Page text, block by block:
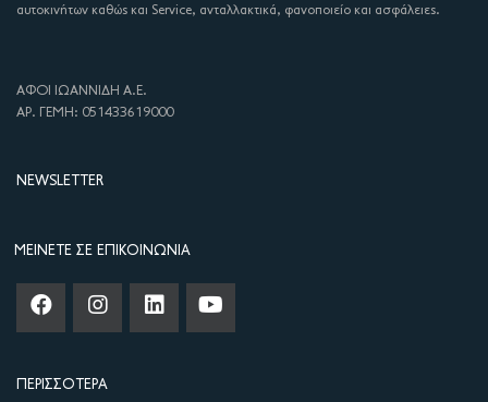
αυτοκινήτων καθώς και Service, ανταλλακτικά, φανοποιείο και ασφάλειες.
ΑΦΟΙ ΙΩΑΝΝΙΔΗ Α.Ε.
ΑΡ. ΓΕΜΗ: 051433619000
NEWSLETTER
ΜΕΊΝΕΤΕ ΣΕ ΕΠΙΚΟΙΝΩΝΊΑ
ΠΕΡΙΣΣΌΤΕΡΑ